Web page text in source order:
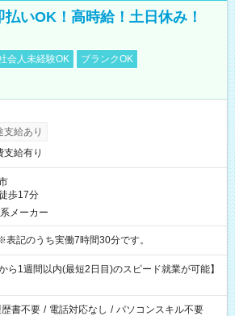
いOK！高時給！土日休み！
会人未経験OK
ブランクOK
支給あり
支給有り
歩17分
メーカー
～17:15 ※表記のうち実働7時間30分です。
ら1週間以内(最短2日目)のスピード就業が可能】
歴書不要 / 電話対応なし / パソコンスキル不要